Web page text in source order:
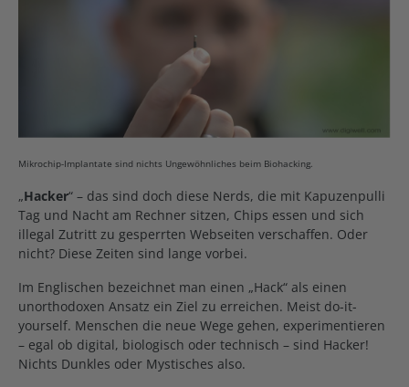
Mikrochip-Implantate sind nichts Ungewöhnliches beim Biohacking.
„Hacker“ – das sind doch diese Nerds, die mit Kapuzenpulli
Tag und Nacht am Rechner sitzen, Chips essen und sich
illegal Zutritt zu gesperrten Webseiten verschaffen. Oder
nicht? Diese Zeiten sind lange vorbei.
Im Englischen bezeichnet man einen „Hack“ als einen
unorthodoxen Ansatz ein Ziel zu erreichen. Meist do-it-
yourself. Menschen die neue Wege gehen, experimentieren
– egal ob digital, biologisch oder technisch – sind Hacker!
Nichts Dunkles oder Mystisches also.